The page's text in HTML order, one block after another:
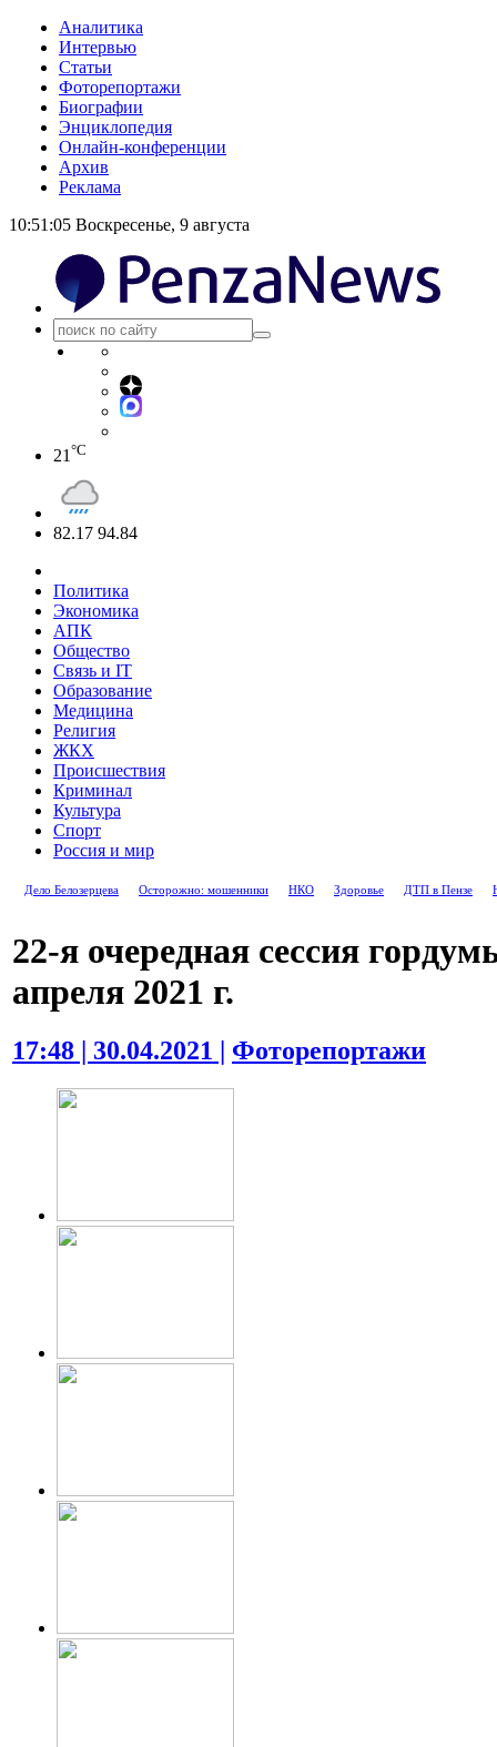
Аналитика
Интервью
Статьи
Фоторепортажи
Биографии
Энциклопедия
Онлайн-конференции
Архив
Реклама
10:51:06 Воскресенье, 9 августа
21 °C
82.17 94.84
Политика
Экономика
АПК
Общество
Связь и IT
Образование
Медицина
Религия
ЖКХ
Происшествия
Криминал
Культура
Спорт
Россия и мир
Дело Белозерцева Осторожно: мошенники НКО Здоровье ДТП в Пензе
22-я очередная сессия
апреля 2021 г.
17:48 | 30.04.2021 | Фоторепортажи